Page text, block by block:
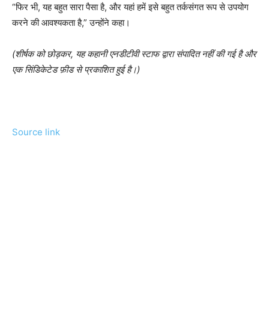
“फिर भी, यह बहुत सारा पैसा है, और यहां हमें इसे बहुत तर्कसंगत रूप से उपयोग
करने की आवश्यकता है,” उन्होंने कहा।
(शीर्षक को छोड़कर, यह कहानी एनडीटीवी स्टाफ द्वारा संपादित नहीं की गई है और
एक सिंडिकेटेड फ़ीड से प्रकाशित हुई है।)
Source link